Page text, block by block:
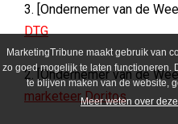
MarketingTribune maakt gebruik van
zo goed mogelijk te laten functioneren.
te blijven maken van de website,
Meer weten over
3. [Ondernemer van de
DTG
2. [Ondernemer van de
marketeer Doritos